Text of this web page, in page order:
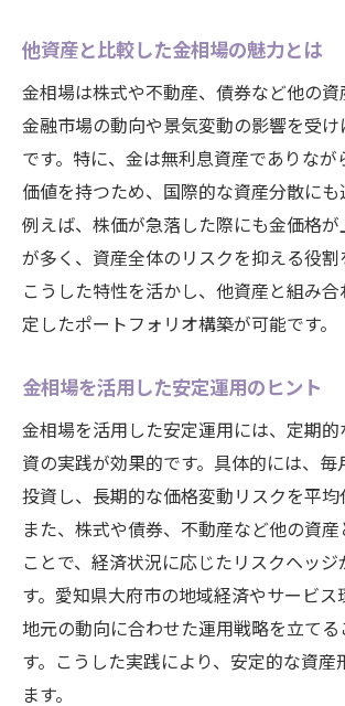
他資産と比較した金相場の魅力とは
金相場は株式や不動産、債券など他の資
金融市場の動向や景気変動の影響を受
です。特に、金は無利息資産でありなが
価値を持つため、国際的な資産分散にも
例えば、株価が急落した際にも金価格
が多く、資産全体のリスクを抑える役割
こうした特性を活かし、他資産と組み
定したポートフォリオ構築が可能です。
金相場を活用した安定運用のヒント
金相場を活用した安定運用には、定期
資の実践が効果的です。具体的には、毎
投資し、長期的な価格変動リスクを平均
また、株式や債券、不動産など他の資
ことで、経済状況に応じたリスクヘッ
す。愛知県大府市の地域経済やサービス
地元の動向に合わせた運用戦略を立て
す。こうした実践により、安定的な資産
ます。